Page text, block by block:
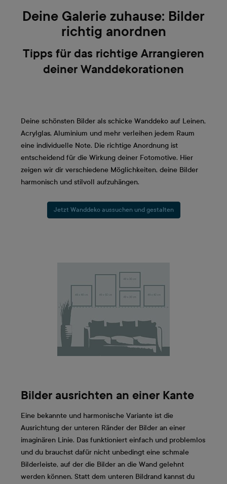
Deine Galerie zuhause: Bilder
richtig anordnen
Tipps für das richtige Arrangieren
deiner Wanddekorationen
Deine schönsten Bilder als schicke Wanddeko auf Leinen,
Acrylglas, Aluminium und mehr verleihen jedem Raum
eine individuelle Note. Die richtige Anordnung ist
entscheidend für die Wirkung deiner Fotomotive. Hier
zeigen wir dir verschiedene Möglichkeiten, deine Bilder
harmonisch und stilvoll aufzuhängen.
Jetzt Wanddeko aussuchen und gestalten
Bilder ausrichten an einer Kante
Eine bekannte und harmonische Variante ist die
Ausrichtung der unteren Ränder der Bilder an einer
imaginären Linie. Das funktioniert einfach und problemlos
und du brauchst dafür nicht unbedingt eine schmale
Bilderleiste, auf der die Bilder an die Wand gelehnt
werden können. Statt dem unteren Bildrand kannst du